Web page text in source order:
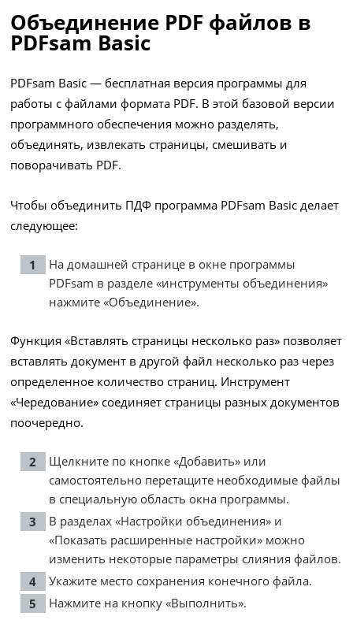
Объединение PDF файлов в
PDFsam Basic
PDFsam Basic — бесплатная версия программы для
работы с файлами формата PDF. В этой базовой версии
программного обеспечения можно разделять,
объединять, извлекать страницы, смешивать и
поворачивать PDF.
Чтобы объединить ПДФ программа PDFsam Basic делает
следующее:
На домашней странице в окне программы
PDFsam в разделе «инструменты объединения»
нажмите «Объединение».
Функция «Вставлять страницы несколько раз» позволяет
вставлять документ в другой файл несколько раз через
определенное количество страниц. Инструмент
«Чередование» соединяет страницы разных документов
поочередно.
Щелкните по кнопке «Добавить» или
самостоятельно перетащите необходимые файлы
в специальную область окна программы.
В разделах «Настройки объединения» и
«Показать расширенные настройки» можно
изменить некоторые параметры слияния файлов.
Укажите место сохранения конечного файла.
Нажмите на кнопку «Выполнить».